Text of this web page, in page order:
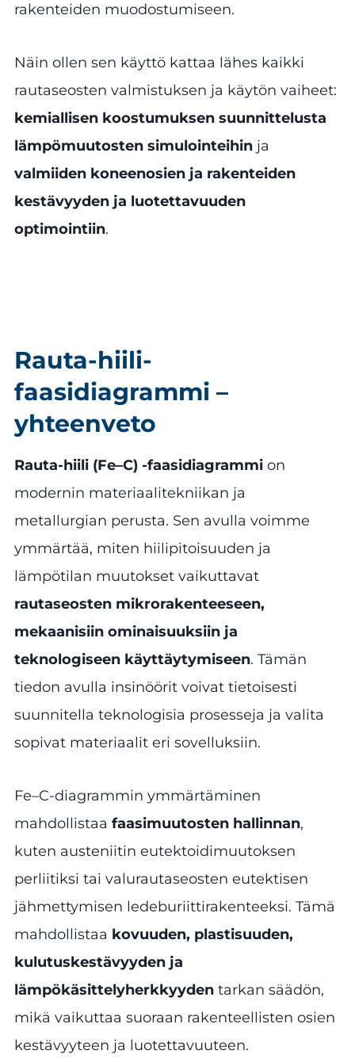
rakenteiden muodostumiseen.
Näin ollen sen käyttö kattaa lähes kaikki
rautaseosten valmistuksen ja käytön vaiheet:
kemiallisen koostumuksen suunnittelusta
lämpömuutosten simulointeihin ja
valmiiden koneenosien ja rakenteiden
kestävyyden ja luotettavuuden
optimointiin.
Rauta-hiili-
faasidiagrammi –
yhteenveto
Rauta-hiili (Fe–C) -faasidiagrammi on
modernin materiaalitekniikan ja
metallurgian perusta. Sen avulla voimme
ymmärtää, miten hiilipitoisuuden ja
lämpötilan muutokset vaikuttavat
rautaseosten mikrorakenteeseen,
mekaanisiin ominaisuuksiin ja
teknologiseen käyttäytymiseen. Tämän
tiedon avulla insinöörit voivat tietoisesti
suunnitella teknologisia prosesseja ja valita
sopivat materiaalit eri sovelluksiin.
Fe–C-diagrammin ymmärtäminen
mahdollistaa faasimuutosten hallinnan,
kuten austeniitin eutektoidimuutoksen
perliitiksi tai valurautaseosten eutektisen
jähmettymisen ledeburiittirakenteeksi. Tämä
mahdollistaa kovuuden, plastisuuden,
kulutuskestävyyden ja
lämpökäsittelyherkkyyden tarkan säädön,
mikä vaikuttaa suoraan rakenteellisten osien
kestävyyteen ja luotettavuuteen.